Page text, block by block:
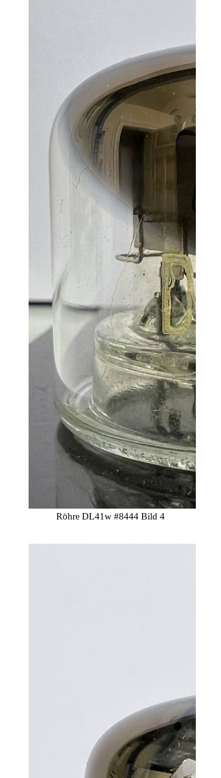
Röhre DL41w #8444 Bild 4